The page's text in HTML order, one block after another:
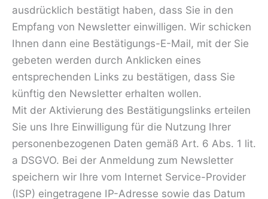
ausdrücklich bestätigt haben, dass Sie in den
Empfang von Newsletter einwilligen. Wir schicken
Ihnen dann eine Bestätigungs-E-Mail, mit der Sie
gebeten werden durch Anklicken eines
entsprechenden Links zu bestätigen, dass Sie
künftig den Newsletter erhalten wollen.
Mit der Aktivierung des Bestätigungslinks erteilen
Sie uns Ihre Einwilligung für die Nutzung Ihrer
personenbezogenen Daten gemäß Art. 6 Abs. 1 lit.
a DSGVO. Bei der Anmeldung zum Newsletter
speichern wir Ihre vom Internet Service-Provider
(ISP) eingetragene IP-Adresse sowie das Datum